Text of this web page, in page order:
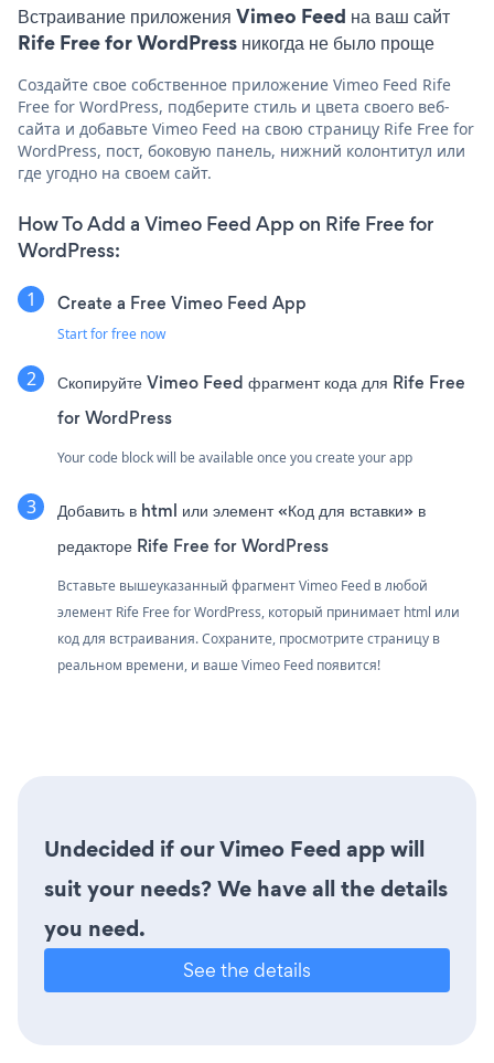
Встраивание приложения Vimeo Feed на ваш сайт
Rife Free for WordPress никогда не было проще
Создайте свое собственное приложение Vimeo Feed Rife
Free for WordPress, подберите стиль и цвета своего веб-
сайта и добавьте Vimeo Feed на свою страницу Rife Free for
WordPress, пост, боковую панель, нижний колонтитул или
где угодно на своем сайт.
How To Add a Vimeo Feed App on Rife Free for
WordPress:
Create a Free Vimeo Feed App
Start for free now
Скопируйте Vimeo Feed фрагмент кода для Rife Free
for WordPress
Your code block will be available once you create your app
Добавить в html или элемент «Код для вставки» в
редакторе Rife Free for WordPress
Вставьте вышеуказанный фрагмент Vimeo Feed в любой
элемент Rife Free for WordPress, который принимает html или
код для встраивания. Сохраните, просмотрите страницу в
реальном времени, и ваше Vimeo Feed появится!
Undecided if our Vimeo Feed app will
suit your needs? We have all the details
you need.
See the details